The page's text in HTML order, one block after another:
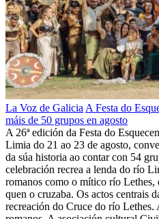
La Voz de Galicia A Festa do
máis de 50 grupos en agosto
A 26ª edición da Festa do
Limia do 21 ao 23 de agosto,
da súa historia ao contar con 54
celebración recrea a lenda do río
romanos como o mítico río Lethes,
quen o cruzaba. Os actos centrais
recreación do Cruce do río Lethes.